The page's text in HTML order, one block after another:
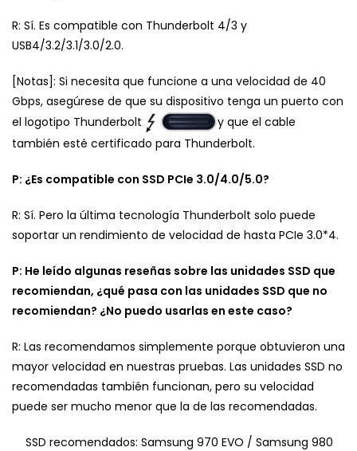
R: Sí. Es compatible con Thunderbolt 4/3 y
USB4/3.2/3.1/3.0/2.0.
[Notas]: Si necesita que funcione a una velocidad de 40
Gbps, asegúrese de que su dispositivo tenga un puerto con
el logotipo Thunderbolt
y que el cable
también esté certificado para Thunderbolt.
P: ¿Es compatible con SSD PCIe 3.0/4.0/5.0?
R: Sí. Pero la última tecnología Thunderbolt solo puede
soportar un rendimiento de velocidad de hasta PCIe 3.0*4.
P: He leído algunas reseñas sobre las unidades SSD que
recomiendan, ¿qué pasa con las unidades SSD que no
recomiendan? ¿No puedo usarlas en este caso?
R: Las recomendamos simplemente porque obtuvieron una
mayor velocidad en nuestras pruebas. Las unidades SSD no
recomendadas también funcionan, pero su velocidad
puede ser mucho menor que la de las recomendadas.
SSD recomendados: Samsung 970 EVO / Samsung 980